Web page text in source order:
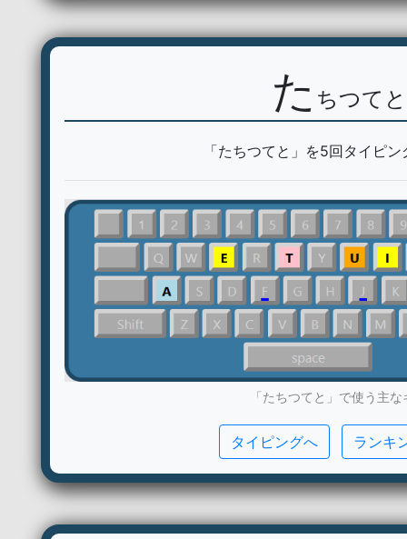
た ちつてと
「たちつてと」を5回タイピ
「たちつてと」で使う主な
タイピングへ ランキ